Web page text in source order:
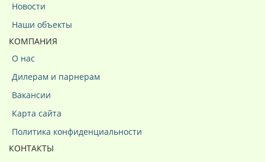
Новости
Наши объекты
КОМПАНИЯ
О нас
Дилерам и парнерам
Вакансии
Карта сайта
Политика конфиденциальности
КОНТАКТЫ